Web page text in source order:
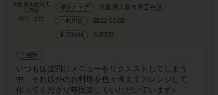
大阪府大阪市天
王寺区
40代
女性
提供エリア 大阪府大阪市天王寺区
ご利用日 2022-02-02
利用時間 3.0時間
ご感想
いつもほぼ同じメニューをリクエストしてしまう
中、それ以外のお料理を色々考えてアレンジして
作ってくださり毎回楽しくいただいています♪